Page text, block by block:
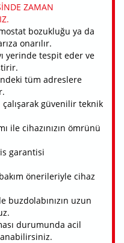
ZAMAN
bozukluğu ya da
onarılır.
yerinde tespit eder ve
tüm adreslere
güvenilir teknik
ile cihazınızın ömrünü
garantisi
önerileriyle cihaz
buzdolabınızın uzun
durumunda acil